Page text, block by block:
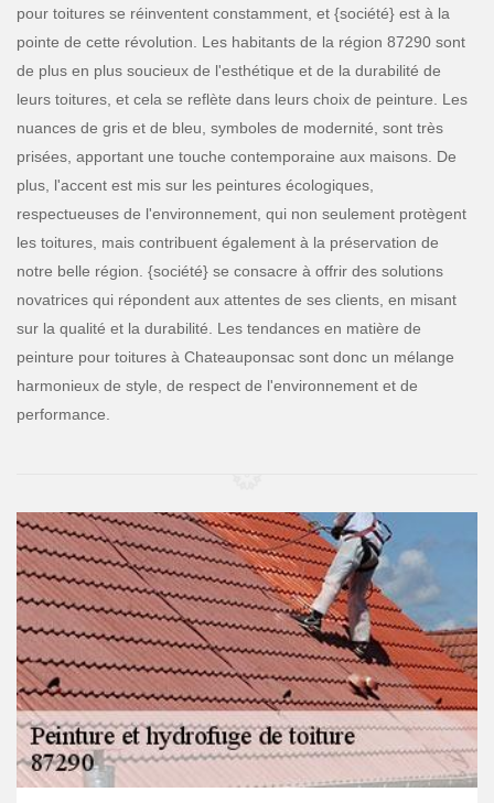
pour toitures se réinventent constamment, et {société} est à la
pointe de cette révolution. Les habitants de la région 87290 sont
de plus en plus soucieux de l'esthétique et de la durabilité de
leurs toitures, et cela se reflète dans leurs choix de peinture. Les
nuances de gris et de bleu, symboles de modernité, sont très
prisées, apportant une touche contemporaine aux maisons. De
plus, l'accent est mis sur les peintures écologiques,
respectueuses de l'environnement, qui non seulement protègent
les toitures, mais contribuent également à la préservation de
notre belle région. {société} se consacre à offrir des solutions
novatrices qui répondent aux attentes de ses clients, en misant
sur la qualité et la durabilité. Les tendances en matière de
peinture pour toitures à Chateauponsac sont donc un mélange
harmonieux de style, de respect de l'environnement et de
performance.